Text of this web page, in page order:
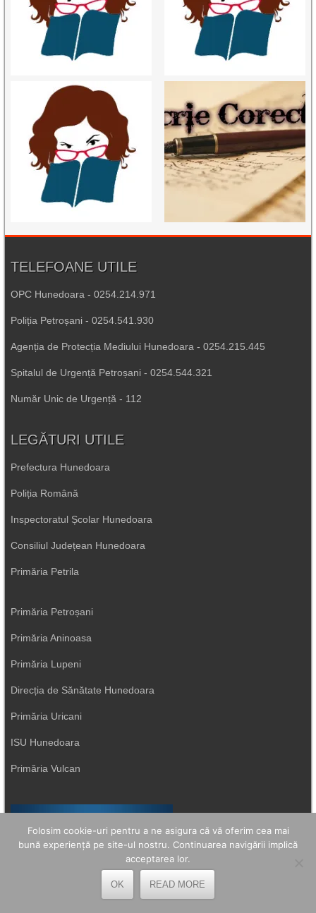
TELEFOANE UTILE
OPC Hunedoara - 0254.214.971
Poliția Petroșani - 0254.541.930
Agenția de Protecția Mediului Hunedoara - 0254.215.445
Spitalul de Urgență Petroșani - 0254.544.321
Număr Unic de Urgență - 112
LEGĂTURI UTILE
Prefectura Hunedoara
Poliția Română
Inspectoratul Școlar Hunedoara
Consiliul Județean Hunedoara
Primăria Petrila
Primăria Petroșani
Primăria Aninoasa
Primăria Lupeni
Direcția de Sănătate Hunedoara
Primăria Uricani
ISU Hunedoara
Primăria Vulcan
Folosim cookie-uri pentru a ne asigura că vă oferim cea mai
bună experiență pe site-ul nostru. Continuarea navigării implică
acceptarea lor.
OK READ MORE